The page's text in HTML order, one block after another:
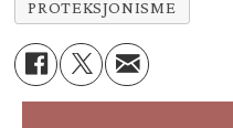
PROTEKSJONISME